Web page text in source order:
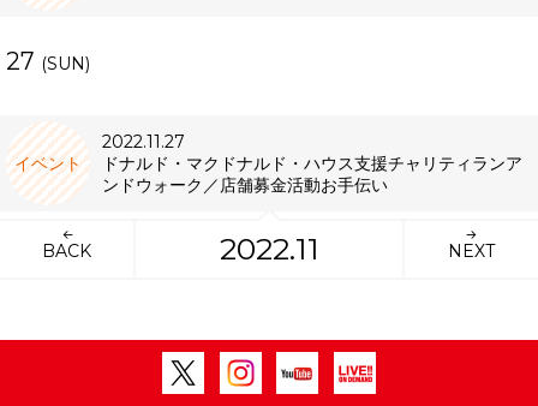
27 (SUN)
イベント
2022.11.27
ドナルド・マクドナルド・ハウス支援チャリティランア
ンドウォーク／店舗募金活動お手伝い
BACK 2022.11 NEXT